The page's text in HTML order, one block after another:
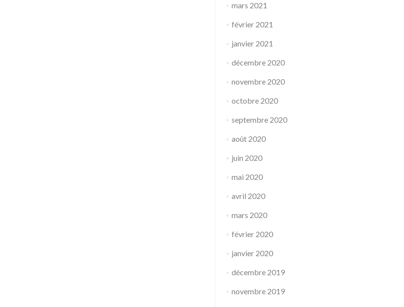
mars 2021
février 2021
janvier 2021
décembre 2020
novembre 2020
octobre 2020
septembre 2020
août 2020
juin 2020
mai 2020
avril 2020
mars 2020
février 2020
janvier 2020
décembre 2019
novembre 2019